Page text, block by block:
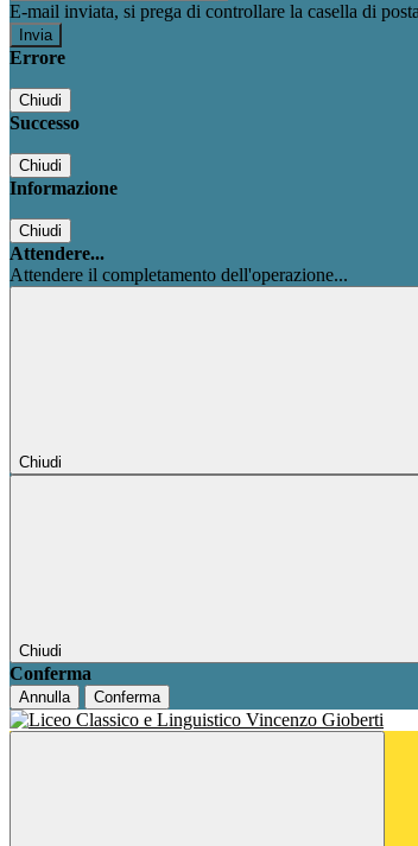
E-mail inviata, si prega di controllare la casella di
Errore
Chiudi
Successo
Chiudi
Informazione
Chiudi
Attendere...
Attendere il completamento dell'operazione...
Chiudi
Chiudi
Conferma
Annulla Conferma